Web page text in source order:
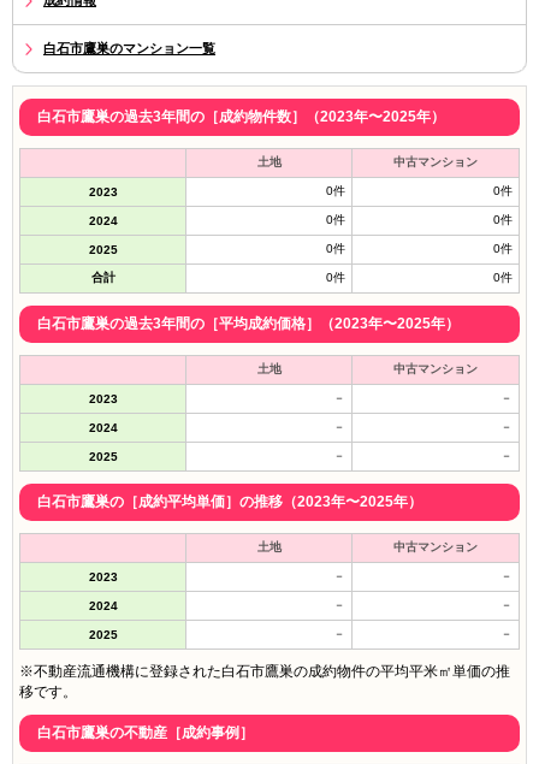
白石市鷹巣のマンション一覧
白石市鷹巣の過去3年間の［成約物件数］（2023年〜2025年）
土地 中古マンション
2023 0件 0件
2024 0件 0件
2025 0件 0件
合計 0件 0件
白石市鷹巣の過去3年間の［平均成約価格］（2023年〜2025年）
土地 中古マンション
2023 － －
2024 － －
2025 － －
白石市鷹巣の［成約平均単価］の推移（2023年〜2025年）
土地 中古マンション
2023 － －
2024 － －
2025 － －
※不動産流通機構に登録された白石市鷹巣の成約物件の平均平米㎡単価の推
移です。
白石市鷹巣の不動産［成約事例］